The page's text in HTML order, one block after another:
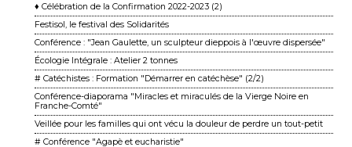
♦ Célébration de la Confirmation 2022-2023 (2)
Festisol, le festival des Solidarités
Conférence : "Jean Gaulette, un sculpteur dieppois à l'œuvre dispersée"
Écologie Intégrale : Atelier 2 tonnes
# Catéchistes : Formation "Démarrer en catéchèse" (2/2)
Conférence-diaporama "Miracles et miraculés de la Vierge Noire en
Franche-Comté"
Veillée pour les familles qui ont vécu la douleur de perdre un tout-petit
# Conférence "Agapè et eucharistie"